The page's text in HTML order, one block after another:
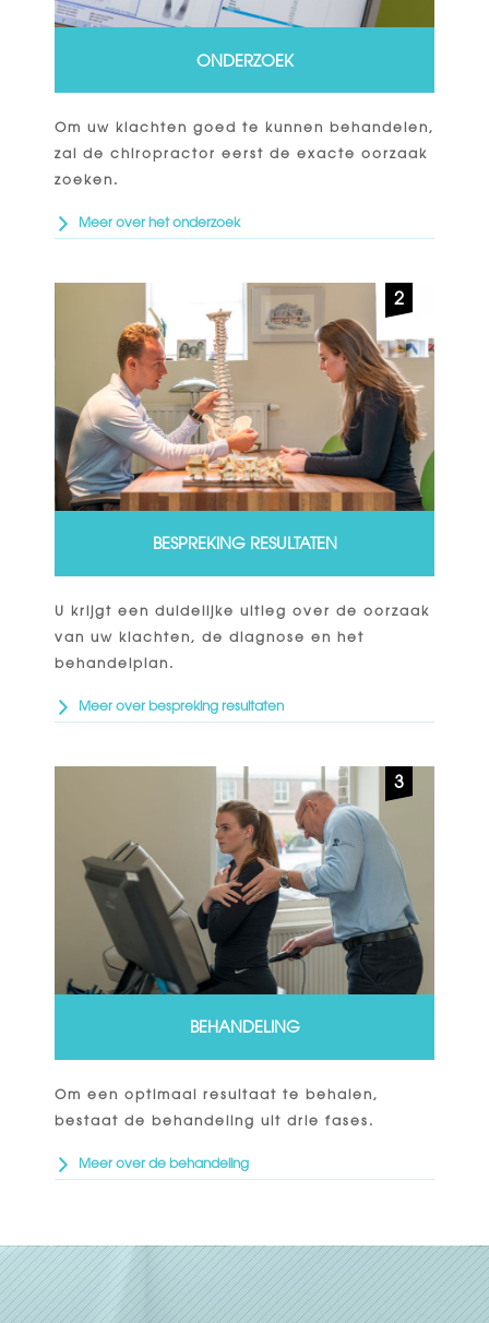
ONDERZOEK
Om uw klachten goed te kunnen behandelen,
zal de chiropractor eerst de exacte oorzaak
zoeken.
Meer over het onderzoek
BESPREKING RESULTATEN
U krijgt een duidelijke uitleg over de oorzaak
van uw klachten, de diagnose en het
behandelplan.
Meer over bespreking resultaten
BEHANDELING
Om een optimaal resultaat te behalen,
bestaat de behandeling uit drie fases.
Meer over de behandeling